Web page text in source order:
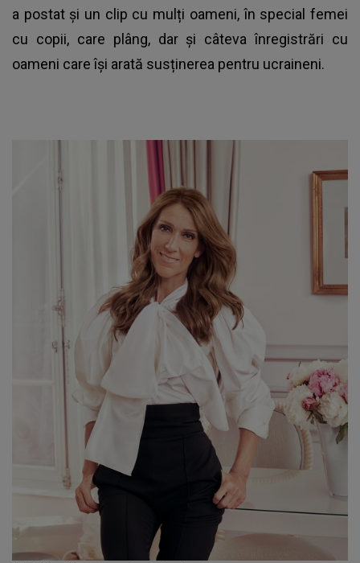
a postat și un clip cu mulți oameni, în special femei
cu copii, care plâng, dar și câteva înregistrări cu
oameni care își arată susținerea pentru ucraineni.